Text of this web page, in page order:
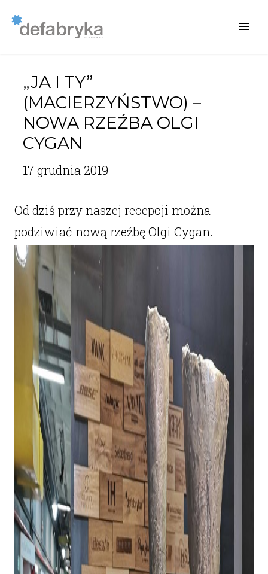
„JA I TY”
(MACIERZYŃSTWO) –
NOWA RZEŹBA OLGI
CYGAN
17 grudnia 2019
Od dziś przy naszej recepcji można
podziwiać nową rzeźbę Olgi Cygan.